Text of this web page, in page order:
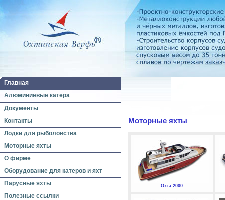
Главная
Алюминиевые катера
Документы
Контакты
Лодки для рыболовства
Моторные яхты
О фирме
Оборудование для катеров и яхт
Парусные яхты
Полезные ссылки
Моторные яхты
Охта 2000